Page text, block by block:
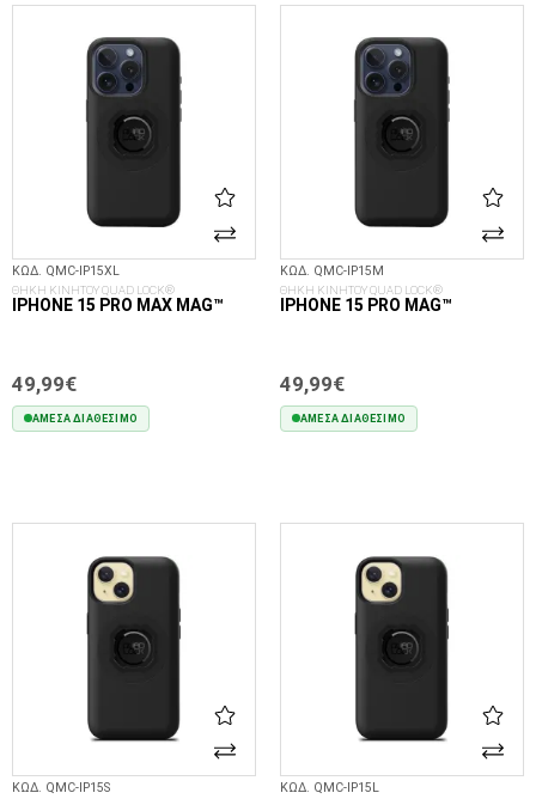
ΚΩΔ. QMC-IP15XL
ΘΗΚΗ ΚΙΝΗΤΟΥ QUAD LOCK®
IPHONE 15 PRO MAX MAG™
49,99€
ΆΜΕΣΑ ΔΙΑΘΈΣΙΜΟ
ΚΩΔ. QMC-IP15M
ΘΗΚΗ ΚΙΝΗΤΟΥ QUAD LOCK®
IPHONE 15 PRO MAG™
49,99€
ΆΜΕΣΑ ΔΙΑΘΈΣΙΜΟ
ΚΩΔ. QMC-IP15S ΚΩΔ. QMC-IP15L